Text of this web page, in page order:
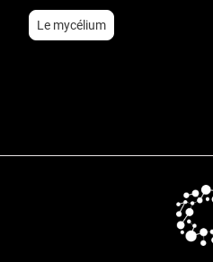
Le mycélium